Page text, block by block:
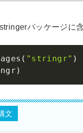
パッケージに
( "stringr" )
)
文